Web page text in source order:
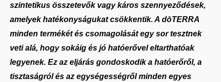
szintetikus összetevők vagy káros szennyeződések,
amelyek hatékonyságukat csökkentik. A dōTERRA
minden termékét és csomagolását egy sor tesztnek
veti alá, hogy sokáig és jó hatóerővel eltarthatóak
legyenek. Ez az eljárás gondoskodik a hatóerőről, a
tisztaságról és az egységességről minden egyes